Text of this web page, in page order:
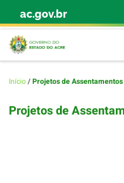
Skip to content
ac.gov.br
Início/Projetos de Assentamentos
Projetos de